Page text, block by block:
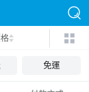
免運